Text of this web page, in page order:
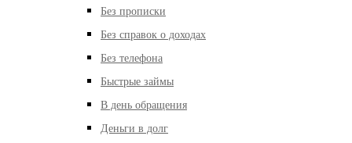
Без прописки
Без справок о доходах
Без телефона
Быстрые займы
В день обращения
Деньги в долг